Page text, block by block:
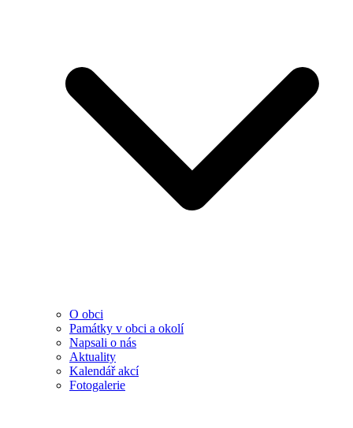
O obci
Památky v obci a okolí
Napsali o nás
Aktuality
Kalendář akcí
Fotogalerie